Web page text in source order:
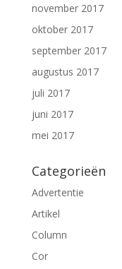
november 2017
oktober 2017
september 2017
augustus 2017
juli 2017
juni 2017
mei 2017
Categorieën
Advertentie
Artikel
Column
Cor